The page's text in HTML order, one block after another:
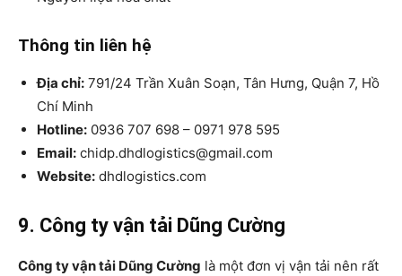
Thông tin liên hệ
Địa chỉ: 791/24 Trần Xuân Soạn, Tân Hưng, Quận 7, Hồ
Chí Minh
Hotline: 0936 707 698 – 0971 978 595
Email: chidp.dhdlogistics@gmail.com
Website: dhdlogistics.com
9. Công ty vận tải Dũng Cường
Công ty vận tải Dũng Cường là một đơn vị vận tải nên rất